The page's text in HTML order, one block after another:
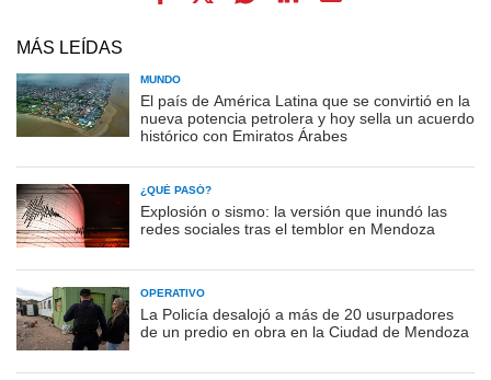
MÁS LEÍDAS
MUNDO
El país de América Latina que se convirtió en la
nueva potencia petrolera y hoy sella un acuerdo
histórico con Emiratos Árabes
¿QUÉ PASÓ?
Explosión o sismo: la versión que inundó las
redes sociales tras el temblor en Mendoza
OPERATIVO
La Policía desalojó a más de 20 usurpadores
de un predio en obra en la Ciudad de Mendoza